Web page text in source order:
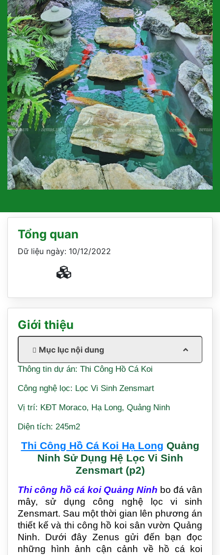
Tổng quan
Dữ liệu ngày: 10/12/2022
Giới thiệu
Mục lục nội dung
Thông tin dự án: Thi Công Hồ Cá Koi
Công nghệ lọc: Lọc Vi Sinh Zensmart
Vị trí: KĐT Moraco, Hạ Long, Quảng Ninh
Diện tích: 245m2
Thi Công Hồ Cá Koi Hạ Long Quảng
Ninh Sử Dụng Hệ Lọc Vi Sinh
Zensmart (p2)
Thi công hồ cá koi Quảng Ninh bo đá vân
mây,
sử dụng công nghệ lọc vi sinh
Zensmart. Sau một thời gian lên phương án
thiết kế và thi công hồ koi sân vườn Quảng
Ninh. Dưới đây Zenus gửi đến bạn đọc
những hình ảnh cận cảnh về hồ cá koi